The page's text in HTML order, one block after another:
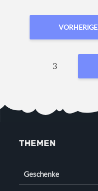
VORHERIGE
3
THEMEN
Geschenke